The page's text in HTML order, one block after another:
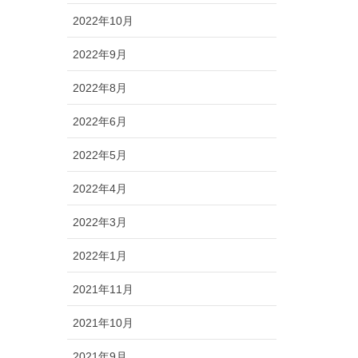
2022年10月
2022年9月
2022年8月
2022年6月
2022年5月
2022年4月
2022年3月
2022年1月
2021年11月
2021年10月